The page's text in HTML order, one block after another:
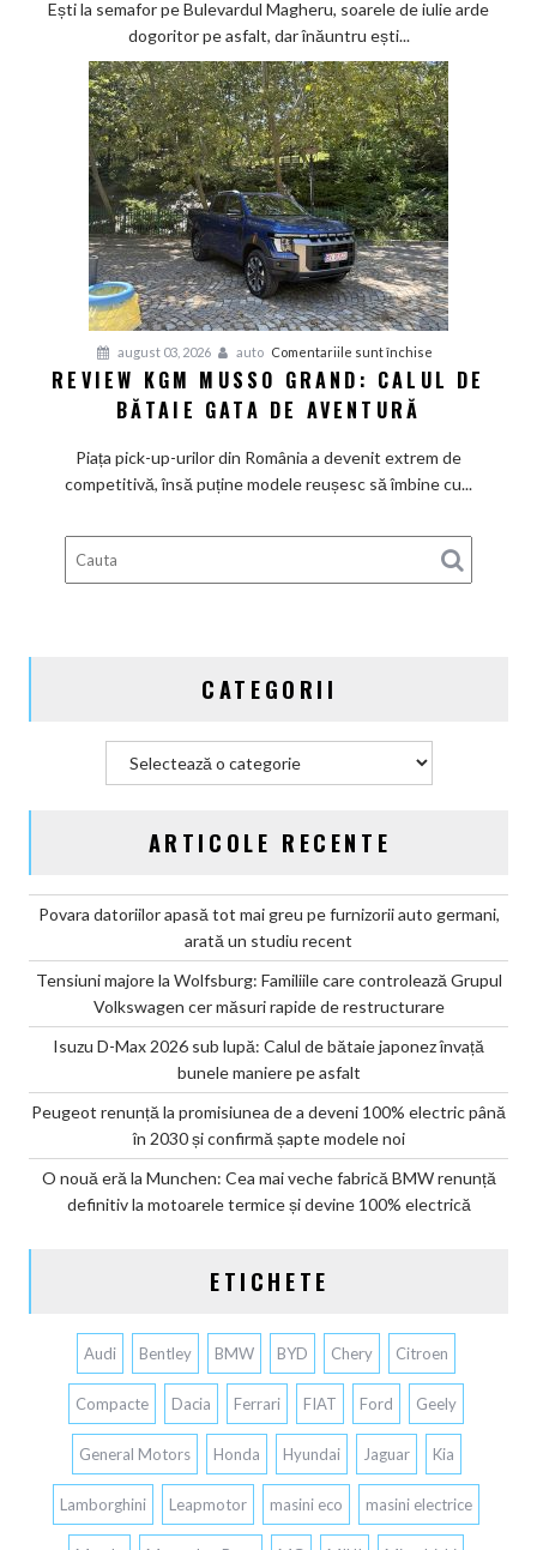
–
mică
cu
aer
de
Mediterana
Ești la semafor pe Bulevardul Magheru, soarele de iulie arde
dogoritor pe asfalt, dar înăuntru ești...
august 03, 2026 auto Comentariile sunt închise
Review
Grand:
Calul
bătaie
gata
de
REVIEW KGM MUSSO GRAND: CALUL DE
BĂTAIE GATA DE AVENTURĂ
Piața pick-up-urilor din România a devenit extrem de
competitivă, însă puține modele reușesc să îmbine cu...
CATEGORII
ARTICOLE RECENTE
Povara datoriilor apasă tot mai greu pe furnizorii auto germani,
arată un studiu recent
Tensiuni majore la Wolfsburg: Familiile care controlează Grupul
Volkswagen cer măsuri rapide de restructurare
Isuzu D-Max 2026 sub lupă: Calul de bătaie japonez învață
bunele maniere pe asfalt
Peugeot renunță la promisiunea de a deveni 100% electric până
în 2030 și confirmă șapte modele noi
O nouă eră la Munchen: Cea mai veche fabrică BMW renunță
definitiv la motoarele termice și devine 100% electrică
ETICHETE
Audi Bentley BMW BYD Chery Citroen
Compacte Dacia Ferrari FIAT Ford Geely
General Motors Honda Hyundai Jaguar Kia
Lamborghini Leapmotor masini eco masini electrice